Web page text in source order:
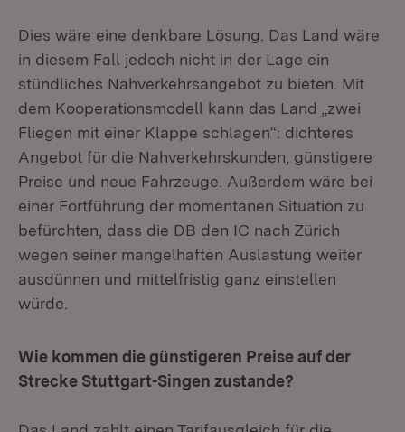
Dies wäre eine denkbare Lösung. Das Land wäre
in diesem Fall jedoch nicht in der Lage ein
stündliches Nahverkehrsangebot zu bieten. Mit
dem Kooperationsmodell kann das Land „zwei
Fliegen mit einer Klappe schlagen“: dichteres
Angebot für die Nahverkehrskunden, günstigere
Preise und neue Fahrzeuge. Außerdem wäre bei
einer Fortführung der momentanen Situation zu
befürchten, dass die DB den IC nach Zürich
wegen seiner mangelhaften Auslastung weiter
ausdünnen und mittelfristig ganz einstellen
würde.
Wie kommen die günstigeren Preise auf der
Strecke Stuttgart-Singen zustande?